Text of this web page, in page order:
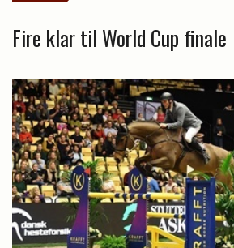
Fire klar til World Cup finale